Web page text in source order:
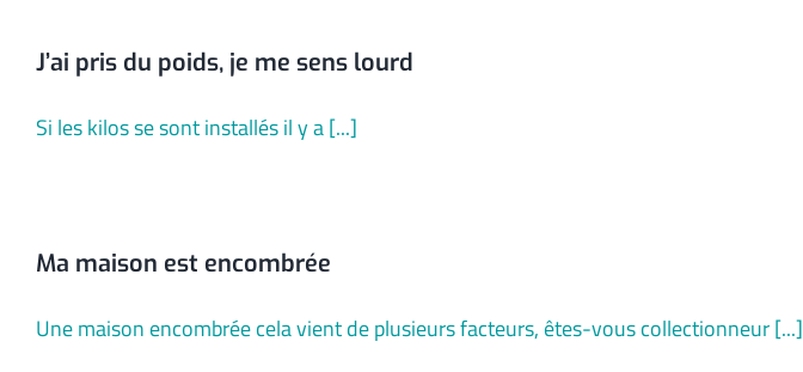
J’ai pris du poids, je me sens lourd
Si les kilos se sont installés il y a [...]
Ma maison est encombrée
Une maison encombrée cela vient de plusieurs facteurs, êtes-vous collectionneur [...]